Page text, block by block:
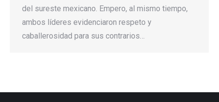
del sureste mexicano. Empero, al mismo tiempo,
ambos líderes evidenciaron respeto y
caballerosidad para sus contrarios…